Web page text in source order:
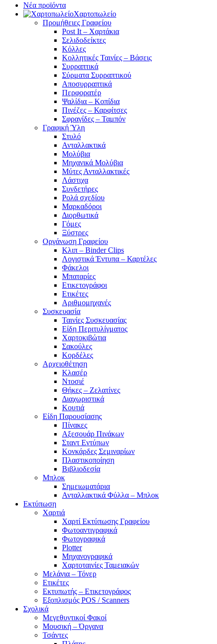
Νέα προϊόντα
Χαρτοπωλείο
Προμήθειες Γραφείου
Post It – Χαρτάκια
Σελιδοδείκτες
Κόλλες
Κολλητικές Ταινίες – Βάσεις
Συρραπτικά
Σύρματα Συρραπτικού
Αποσυρραπτικά
Περφορατέρ
Ψαλίδια – Κοπίδια
Πινέζες – Καρφίτσες
Σφραγίδες – Ταμπόν
Γραφική Ύλη
Στυλό
Ανταλλακτικά
Μολύβια
Μηχανικά Μολύβια
Μύτες Ανταλλακτικές
Λάστιχα
Συνδετήρες
Ρολά σχεδίου
Μαρκαδόροι
Διορθωτικά
Γόμες
Ξύστρες
Οργάνωση Γραφείου
Κλιπ – Binder Clips
Λογιστικά Έντυπα – Καρτέλες
Φάκελοι
Μπαταρίες
Ετικετογράφοι
Ετικέτες
Αριθμομηχανές
Συσκευασία
Ταινίες Συσκευασίας
Είδη Περιτυλίγματος
Χαρτοκιβώτια
Σακούλες
Κορδέλες
Αρχειοθέτηση
Κλασέρ
Ντοσιέ
Θήκες – Ζελατίνες
Διαχωριστικά
Κουτιά
Είδη Παρουσίασης
Πίνακες
Αξεσουάρ Πινάκων
Σταντ Εντύπων
Κονκάρδες Σεμιναρίων
Πλαστικοποίηση
Βιβλιοδεσία
Μπλοκ
Σημειωματάρια
Ανταλλακτικά Φύλλα – Μπλοκ
Εκτύπωση
Χαρτιά
Χαρτί Εκτύπωσης Γραφείου
Φωτοαντιγραφικά
Φωτογραφικά
Plotter
Μηχανογραφικά
Χαρτοταινίες Ταμειακών
Μελάνια – Τόνερ
Ετικέτες
Εκτυπωτής – Ετικετογράφος
Εξοπλισμός POS / Scanners
Σχολικά
Μεγεθυντικοί Φακοί
Μουσική – Όργανα
Τσάντες